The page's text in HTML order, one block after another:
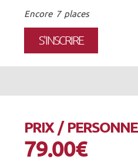
Encore 7 places
S'INSCRIRE
PRIX / PERSONNE
79.00€